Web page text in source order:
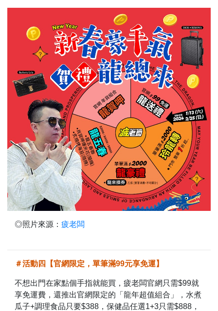
◎照片來源： 疲老闆
＃活動四【官網限定，單筆滿99元享免運】
不想出門在家點個手指就能買，疲老闆官網只需$99就
享免運費，還推出官網限定的「龍年超值組合」，水煮
瓜子+調理食品只要$388，保健品任選1+3只需$888，